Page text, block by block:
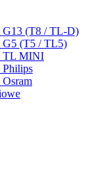
(T8 / TL-D)
(T5 / TL5)
TL MINI